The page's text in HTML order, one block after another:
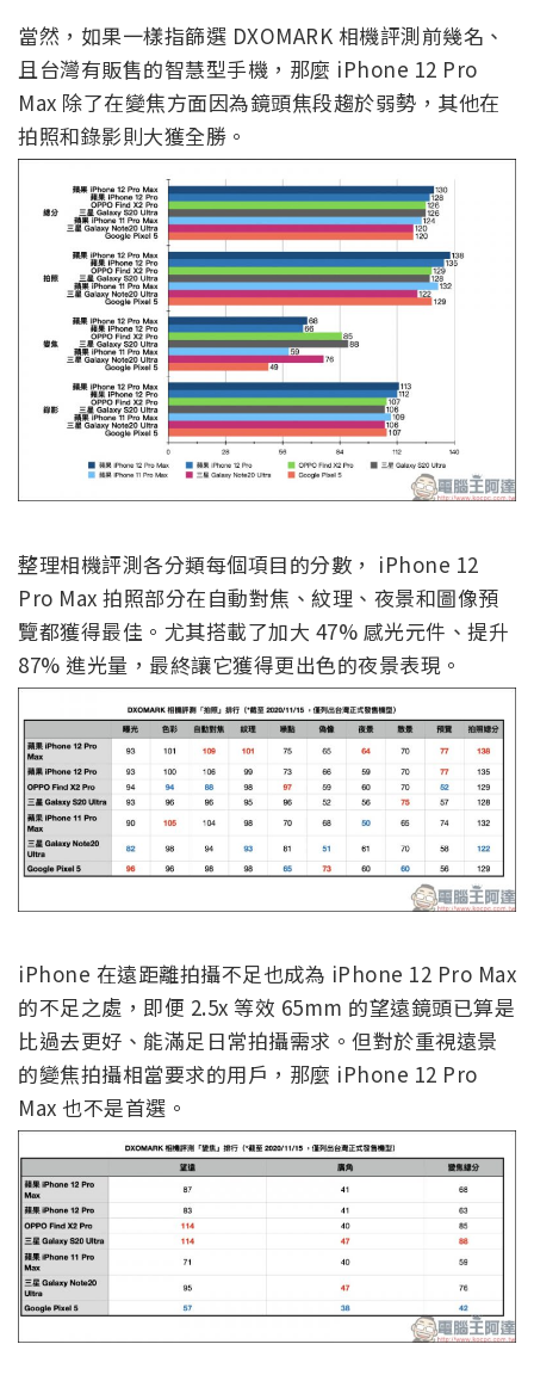
當然，如果一樣指篩選 DXOMARK 相機評測前幾名、
且台灣有販售的智慧型手機，那麼 iPhone 12 Pro
Max 除了在變焦方面因為鏡頭焦段趨於弱勢，其他在
拍照和錄影則大獲全勝。
整理相機評測各分類每個項目的分數， iPhone 12
Pro Max 拍照部分在自動對焦、紋理、夜景和圖像預
覽都獲得最佳。尤其搭載了加大 47% 感光元件、提升
87% 進光量，最終讓它獲得更出色的夜景表現。
iPhone 在遠距離拍攝不足也成為 iPhone 12 Pro Max
的不足之處，即便 2.5x 等效 65mm 的望遠鏡頭已算是
比過去更好、能滿足日常拍攝需求。但對於重視遠景
的變焦拍攝相當要求的用戶，那麼 iPhone 12 Pro
Max 也不是首選。